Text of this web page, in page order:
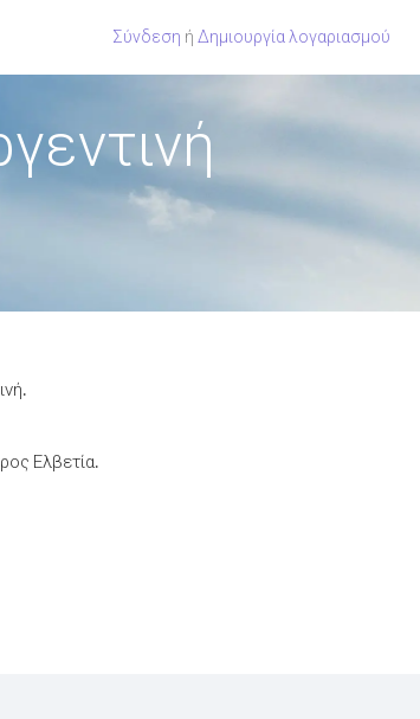
Σύνδεση ή Δημιουργία λογαριασμού
Ελβετία.